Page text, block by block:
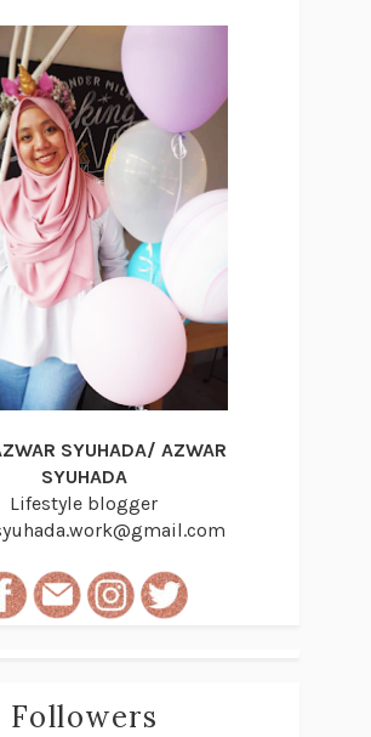
SYUHADA/ AZWAR
SYUHADA
Lifestyle blogger
Followers